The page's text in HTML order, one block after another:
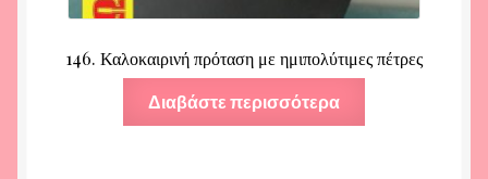
146. Καλοκαιρινή πρόταση με ημιπολύτιμες πέτρες
Διαβάστε περισσότερα